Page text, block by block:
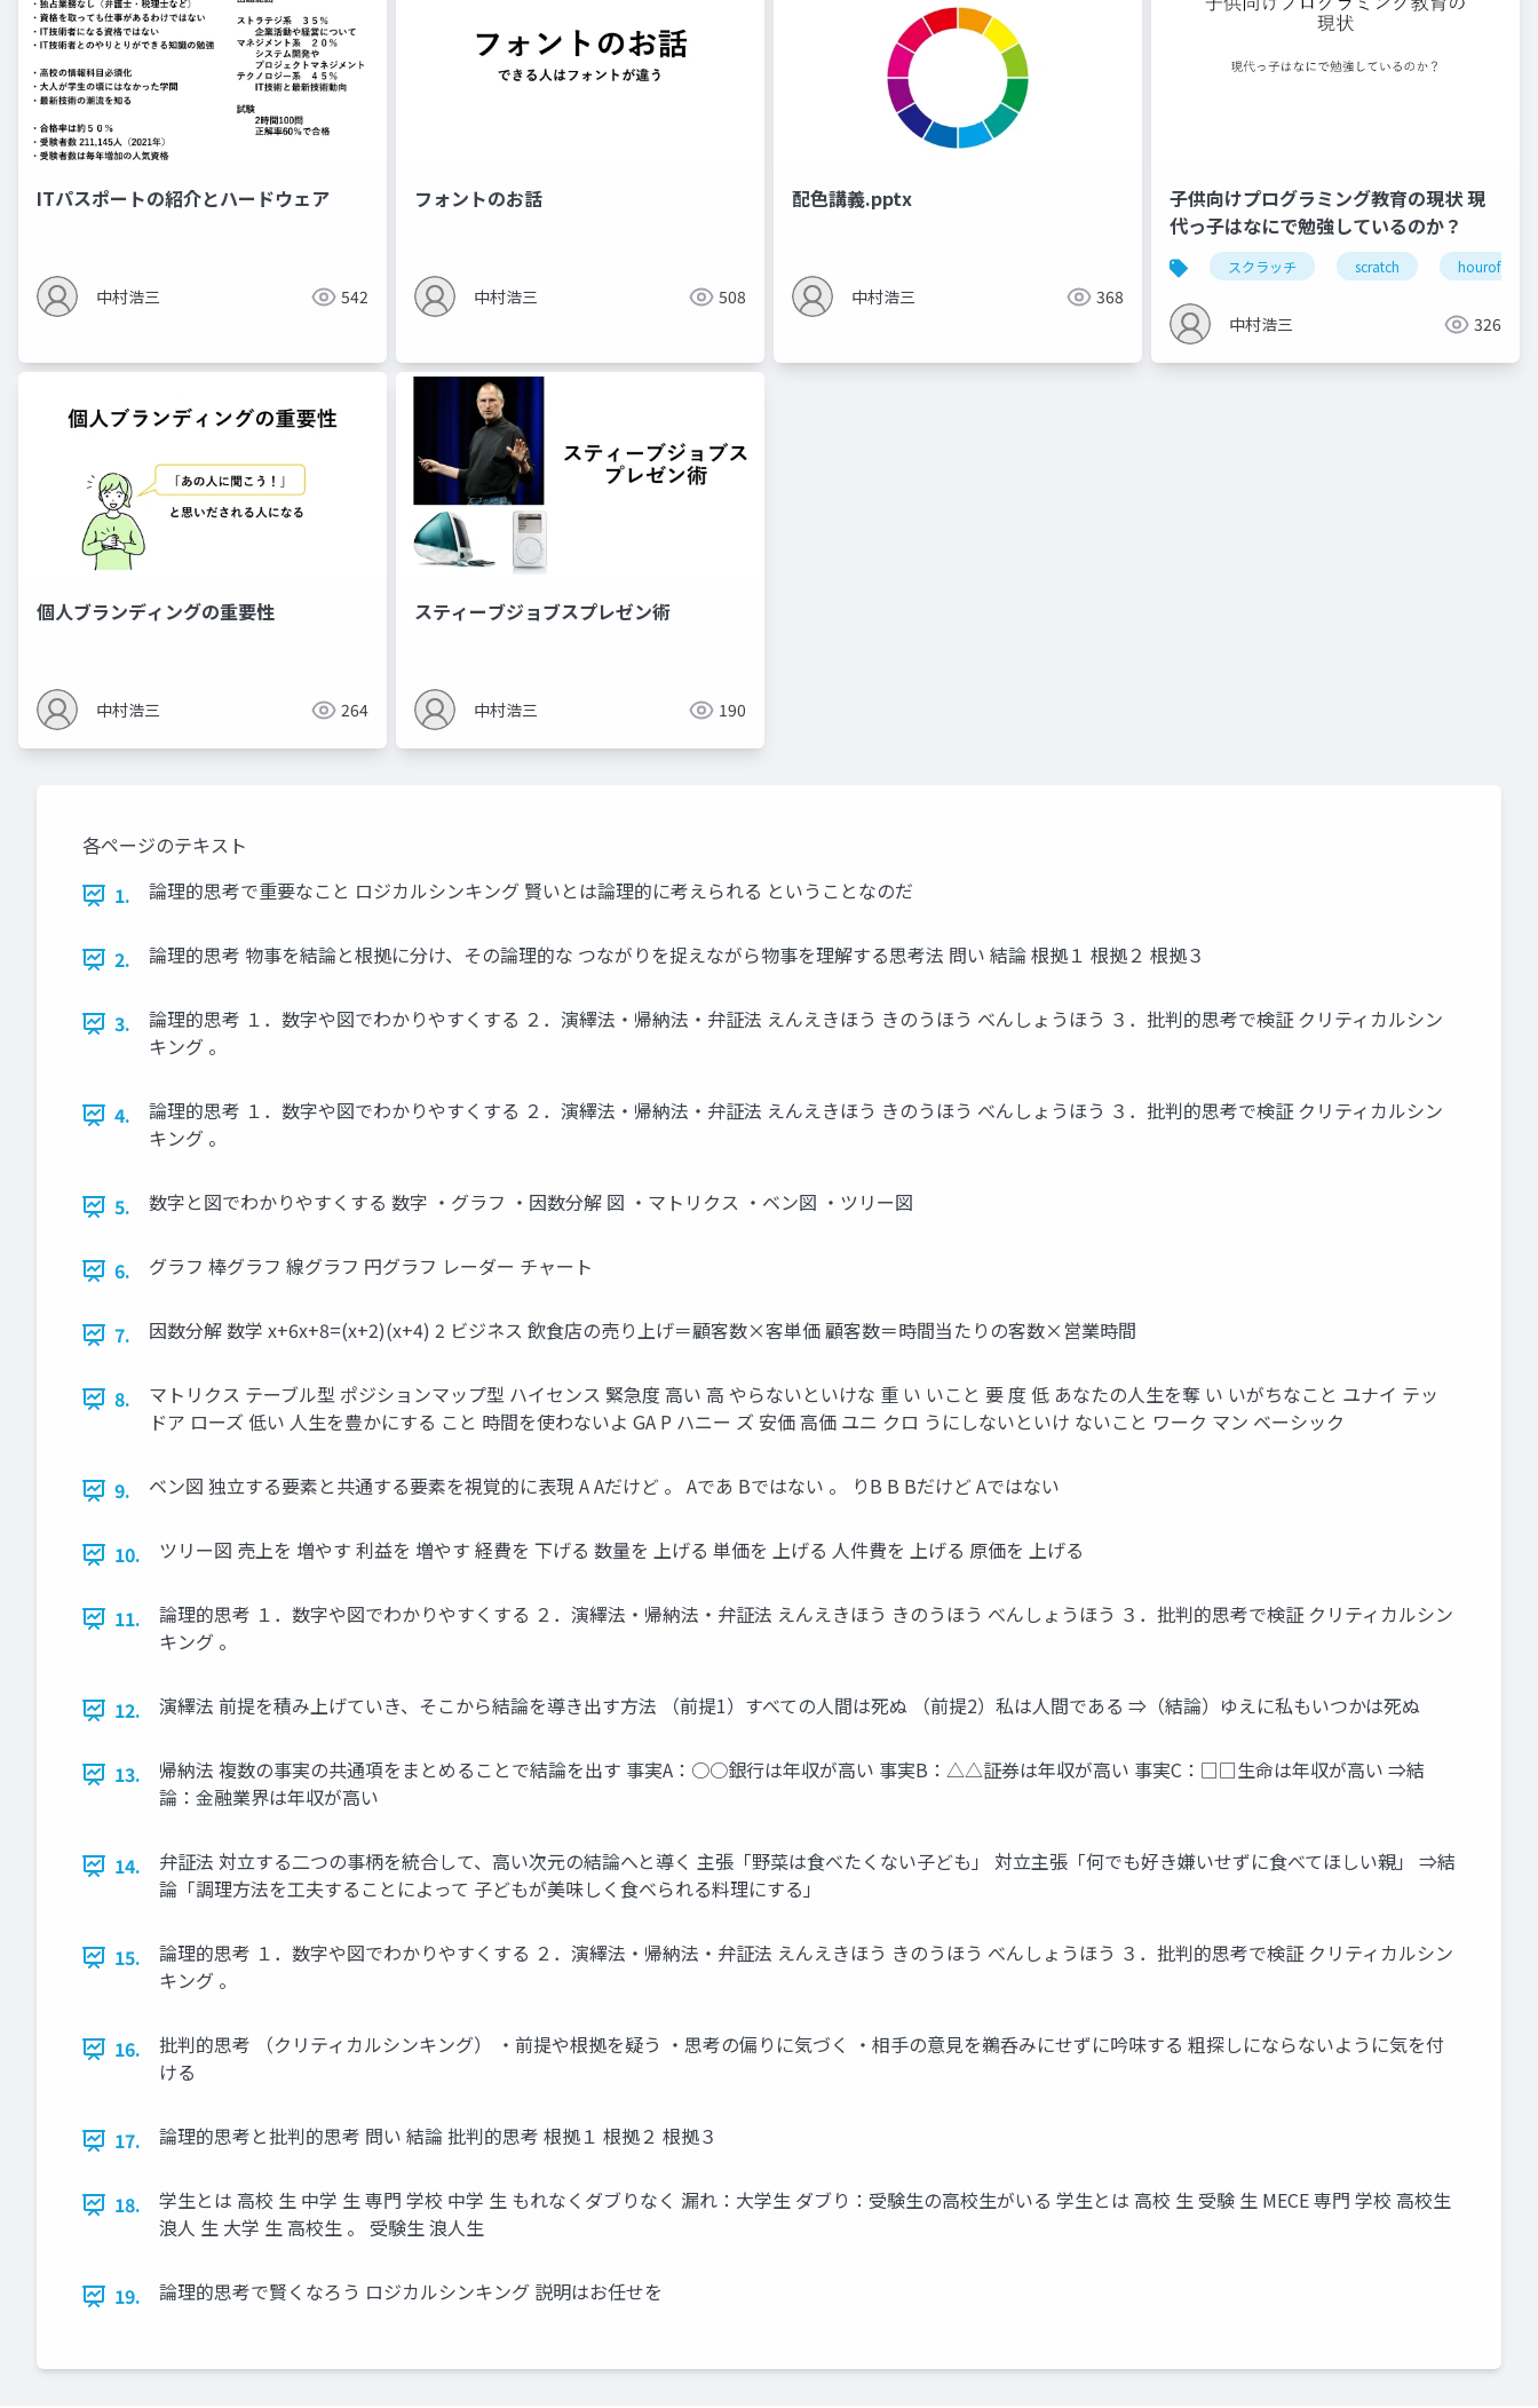
ITパスポートの紹介とハードウェア
中村浩三 542
フォントのお話
中村浩三 508
配色講義.pptx
中村浩三 368
子供向けプログラミング教育の現状 現
代っ子はなにで勉強しているのか？
スクラッチ scratch hourofcode
中村浩三 326
個人ブランディングの重要性
中村浩三 264
スティーブジョブスプレゼン術
中村浩三 190
各ページのテキスト
1.
論理的思考で重要なこと ロジカルシンキング 賢いとは論理的に考えられる ということなのだ
2. 論理的思考 物事を結論と根拠に分け、その論理的な つながりを捉えながら物事を理解する思考法 問い 結論 根拠１ 根拠２ 根拠３
3.
論理的思考 １．数字や図でわかりやすくする ２．演繹法・帰納法・弁証法 えんえきほう きのうほう べんしょうほう ３．批判的思考で検証 クリティカルシン
キング 。
4.
論理的思考 １．数字や図でわかりやすくする ２．演繹法・帰納法・弁証法 えんえきほう きのうほう べんしょうほう ３．批判的思考で検証 クリティカルシン
キング 。
5. 数字と図でわかりやすくする 数字 ・グラフ ・因数分解 図 ・マトリクス ・ベン図 ・ツリー図
6. グラフ 棒グラフ 線グラフ 円グラフ レーダー チャート
7. 因数分解 数学 x+6x+8=(x+2)(x+4) 2 ビジネス 飲食店の売り上げ＝顧客数×客単価 顧客数＝時間当たりの客数×営業時間
8.
マトリクス テーブル型 ポジションマップ型 ハイセンス 緊急度 高い 高 やらないといけな 重 い いこと 要 度 低 あなたの人生を奪 い いがちなこと ユナイ テッ
ドア ローズ 低い 人生を豊かにする こと 時間を使わないよ GA P ハニー ズ 安価 高価 ユニ クロ うにしないといけ ないこと ワーク マン ベーシック
9. ベン図 独立する要素と共通する要素を視覚的に表現 A Aだけど 。 Aであ Bではない 。 りB B Bだけど Aではない
10. ツリー図 売上を 増やす 利益を 増やす 経費を 下げる 数量を 上げる 単価を 上げる 人件費を 上げる 原価を 上げる
11.
論理的思考 １．数字や図でわかりやすくする ２．演繹法・帰納法・弁証法 えんえきほう きのうほう べんしょうほう ３．批判的思考で検証 クリティカルシン
キング 。
12. 演繹法 前提を積み上げていき、そこから結論を導き出す方法 （前提1）すべての人間は死ぬ （前提2）私は人間である ⇒（結論）ゆえに私もいつかは死ぬ
13.
帰納法 複数の事実の共通項をまとめることで結論を出す 事実A：○○銀行は年収が高い 事実B：△△証券は年収が高い 事実C：□□生命は年収が高い ⇒結
論：金融業界は年収が高い
14.
弁証法 対立する二つの事柄を統合して、高い次元の結論へと導く 主張「野菜は食べたくない子ども」 対立主張「何でも好き嫌いせずに食べてほしい親」 ⇒結
論「調理方法を工夫することによって 子どもが美味しく食べられる料理にする」
15.
論理的思考 １．数字や図でわかりやすくする ２．演繹法・帰納法・弁証法 えんえきほう きのうほう べんしょうほう ３．批判的思考で検証 クリティカルシン
キング 。
16.
批判的思考 （クリティカルシンキング） ・前提や根拠を疑う ・思考の偏りに気づく ・相手の意見を鵜呑みにせずに吟味する 粗探しにならないように気を付
ける
17. 論理的思考と批判的思考 問い 結論 批判的思考 根拠１ 根拠２ 根拠３
18.
学生とは 高校 生 中学 生 専門 学校 中学 生 もれなくダブりなく 漏れ：大学生 ダブり：受験生の高校生がいる 学生とは 高校 生 受験 生 MECE 専門 学校 高校生
浪人 生 大学 生 高校生 。 受験生 浪人生
19. 論理的思考で賢くなろう ロジカルシンキング 説明はお任せを